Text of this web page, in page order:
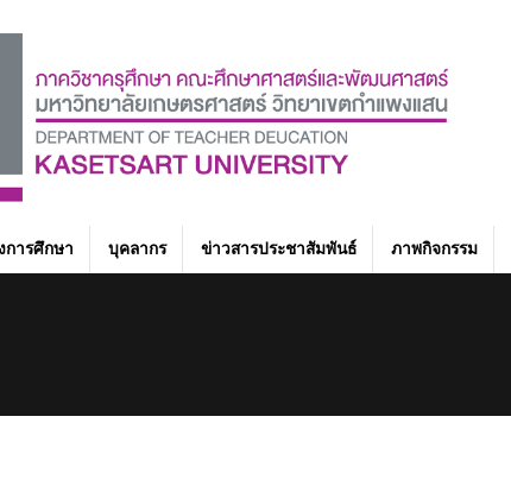
การศึกษา บุคลากร ข่าวสารประชาสัมพันธ์ ภาพกิจกรรม